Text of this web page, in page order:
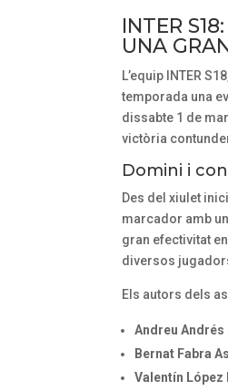
INTER
UNA
L’equip INTER
temporada una
dissabte 1 de
victòria
Domini i
Des del xiulet
marcador amb
gran efectivitat
diversos
Els autors dels
Andreu
Bernat Fabra
Valentín